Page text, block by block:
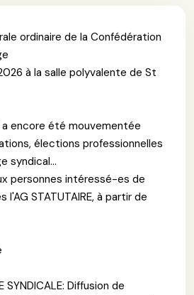
ordinaire de la Confédération
à la salle polyvalente de St
encore été mouvementée
élections professionnelles
syndical...
personnes intéressé-es de
l'AG STATUTAIRE, à partir de
SYNDICALE: Diffusion de